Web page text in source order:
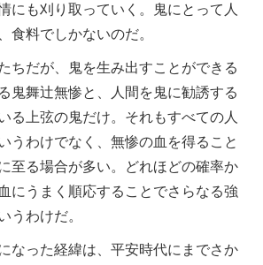
にも刈り取っていく。鬼にとって人
食料でしかないのだ。
ちだが、鬼を生み出すことができる
鬼舞辻無惨と、人間を鬼に勧誘する
る上弦の鬼だけ。それもすべての人
うわけでなく、無惨の血を得ること
至る場合が多い。どれほどの確率か
にうまく順応することでさらなる強
うわけだ。
なった経緯は、平安時代にまでさか